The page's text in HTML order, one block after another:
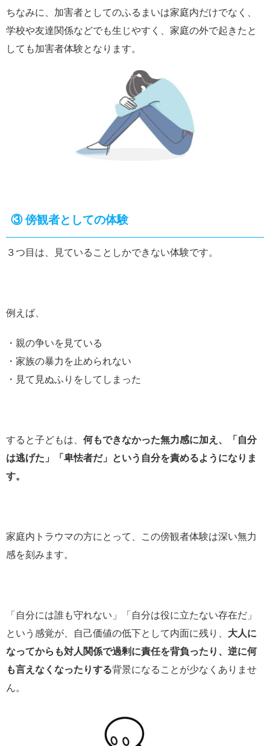
ちなみに、加害者としてのふるまいは家庭内だけでなく、
学校や友達関係などでも生じやすく、家庭の外で起きたと
しても加害者体験となります。
③ 傍観者としての体験
３つ目は、見ていることしかできない体験です。
例えば、
・親の争いを見ている
・家族の暴力を止められない
・見て見ぬふりをしてしまった
すると子どもは、 何もできなかった無力感に加え、「自分
は逃げた」「卑怯者だ」という自分を責めるようになりま
す。
家庭内トラウマの方にとって、この傍観者体験は深い無力
感を刻みます。
「自分には誰も守れない」「自分は役に立たない存在だ」
という感覚が、自己価値の低下として内面に残り、 大人に
なってからも対人関係で過剰に責任を背負ったり、逆に何
も言えなくなったりする背景になることが少なくありませ
ん。